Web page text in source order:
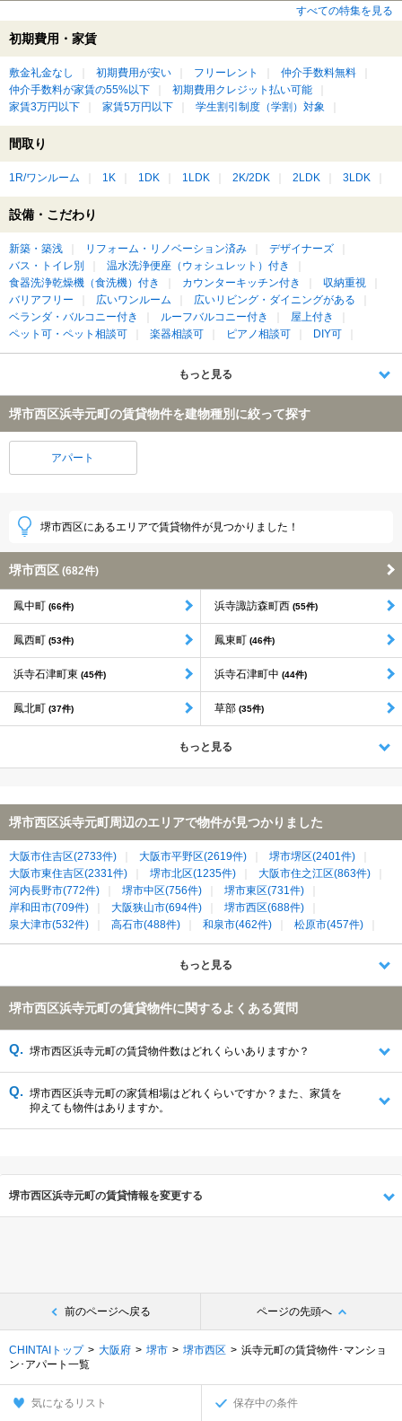
すべての特集を見る
初期費用・家賃
敷金礼金なし 初期費用が安い フリーレント
仲介手数料無料
仲介手数料が家賃の55%以下
初期費用クレジット払い可能
家賃3万円以下
家賃5万円以下 学生割引制度（学割）対象
間取り
1R/ワンルーム 1K 1DK 1LDK 2K/2DK 2LDK 3LDK
設備・こだわり
新築・築浅 リフォーム・リノベーション済み
デザイナーズ
バス・トイレ別
温水洗浄便座（ウォシュレット）付き
食器洗浄乾燥機（食洗機）付き
カウンターキッチン付き
収納重視
バリアフリー
広いワンルーム
広いリビング・ダイニングがある
ベランダ・バルコニー付き
ルーフバルコニー付き
屋上付き
ペット可・ペット相談可
楽器相談可 ピアノ相談可 DIY可
もっと見る
堺市西区浜寺元町の賃貸物件を建物種別に絞って探す
アパート
堺市西区にあるエリアで賃貸物件が見つかりました！
堺市西区 (682件)
鳳中町 (66件) 浜寺諏訪森町西 (55件)
鳳西町 (53件) 鳳東町 (46件)
浜寺石津町東 (45件) 浜寺石津町中 (44件)
鳳北町 (37件) 草部 (35件)
もっと見る
堺市西区浜寺元町周辺のエリアで物件が見つかりました
大阪市住吉区(2733件) 大阪市平野区(2619件)
堺市堺区(2401件)
大阪市東住吉区(2331件)
堺市北区(1235件)
大阪市住之江区(863件)
河内長野市(772件)
堺市中区(756件)
堺市東区(731件)
岸和田市(709件)
大阪狭山市(694件)
堺市西区(688件)
泉大津市(532件)
高石市(488件) 和泉市(462件)
松原市(457件)
堺市南区(138件)
堺市美原区(138件) 泉北郡忠岡町(70件)
もっと見る
堺市西区浜寺元町の賃貸物件に関するよくある質問
堺市西区浜寺元町の賃貸物件数はどれくらいありますか？
堺市西区浜寺元町の家賃相場はどれくらいですか？また、家賃を
抑えても物件はありますか。
堺市西区浜寺元町の賃貸情報を変更する
前のページへ戻る ページの先頭へ
CHINTAIトップ 大阪府 堺市 堺市西区
浜寺元町の賃貸物件･マンショ
ン･アパート一覧
気になるリスト 保存中の条件